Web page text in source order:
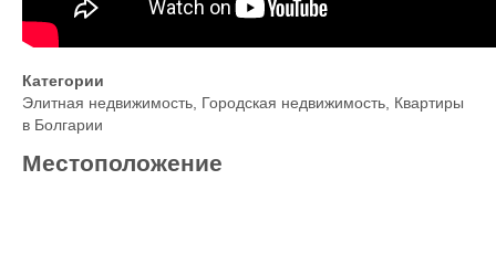
Категории
Элитная недвижимость, Городская недвижимость, Квартиры
в Болгарии
Местоположение